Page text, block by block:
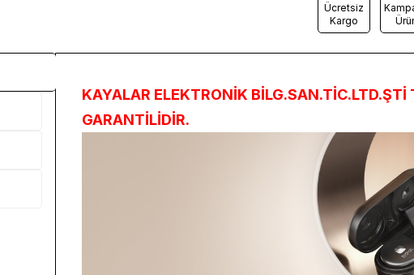
Ücretsiz
Kargo
KAYALAR ELEKTRONİK BİLG.SAN.TİC.LTD.ŞTİ
GARANTİLİDİR.